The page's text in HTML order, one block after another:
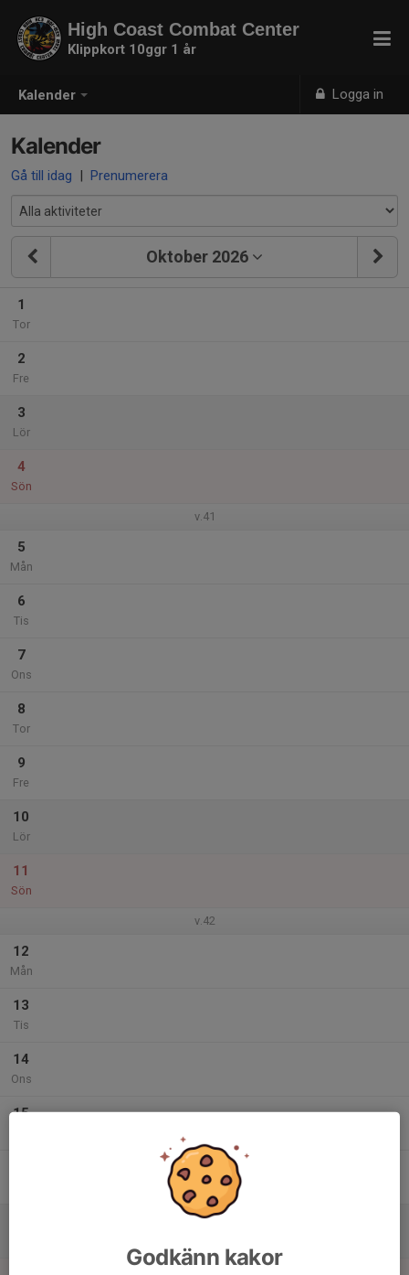
Kalender Logga in
High Coast Combat Center
Klippkort 10ggr 1 år
Kalender
Gå till idag | Prenumerera
Oktober 2026
1
Tor
2
Fre
3
Lör
4
Sön
v.41
5
Mån
6
Tis
7
Ons
8
Tor
9
Fre
10
Lör
11
Sön
v.42
12
Mån
13
Tis
14
Ons
15
Godkänn kakor